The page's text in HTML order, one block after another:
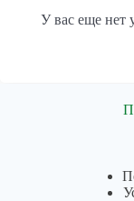
У вас еще нет